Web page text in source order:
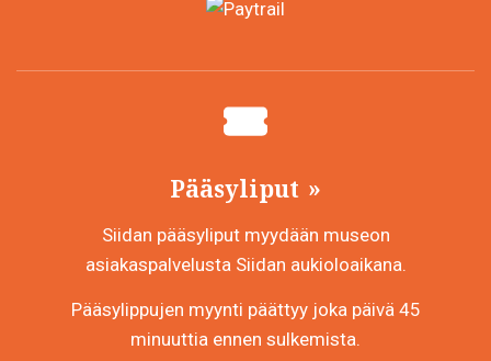
Pääsyliput
Siidan pääsyliput myydään museon
asiakaspalvelusta Siidan aukioloaikana.
Pääsylippujen myynti päättyy joka päivä 45
minuuttia ennen sulkemista.